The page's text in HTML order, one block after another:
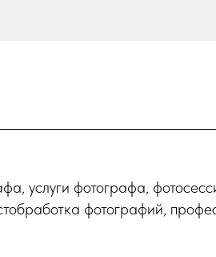
услуги фотографа,
фотографий,